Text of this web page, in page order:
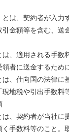
とは、契約者が入力
金額等を含む、送
は、適用される手数
者に送金するため
は、仕向国の法律に
地税や引出手数料
は、契約者が当社に
手数料等のこと。